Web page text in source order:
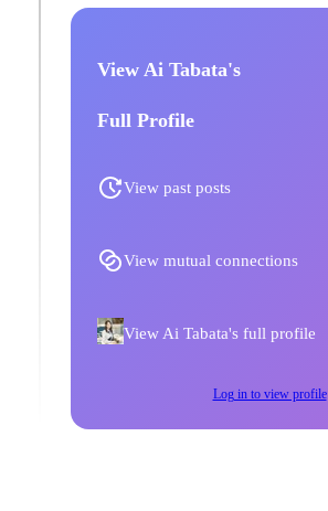
View Ai Tabata's
Full Profile
View past posts
View mutual connections
View Ai Tabata's full profile
Log in to view profile